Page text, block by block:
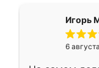
Игорь
6